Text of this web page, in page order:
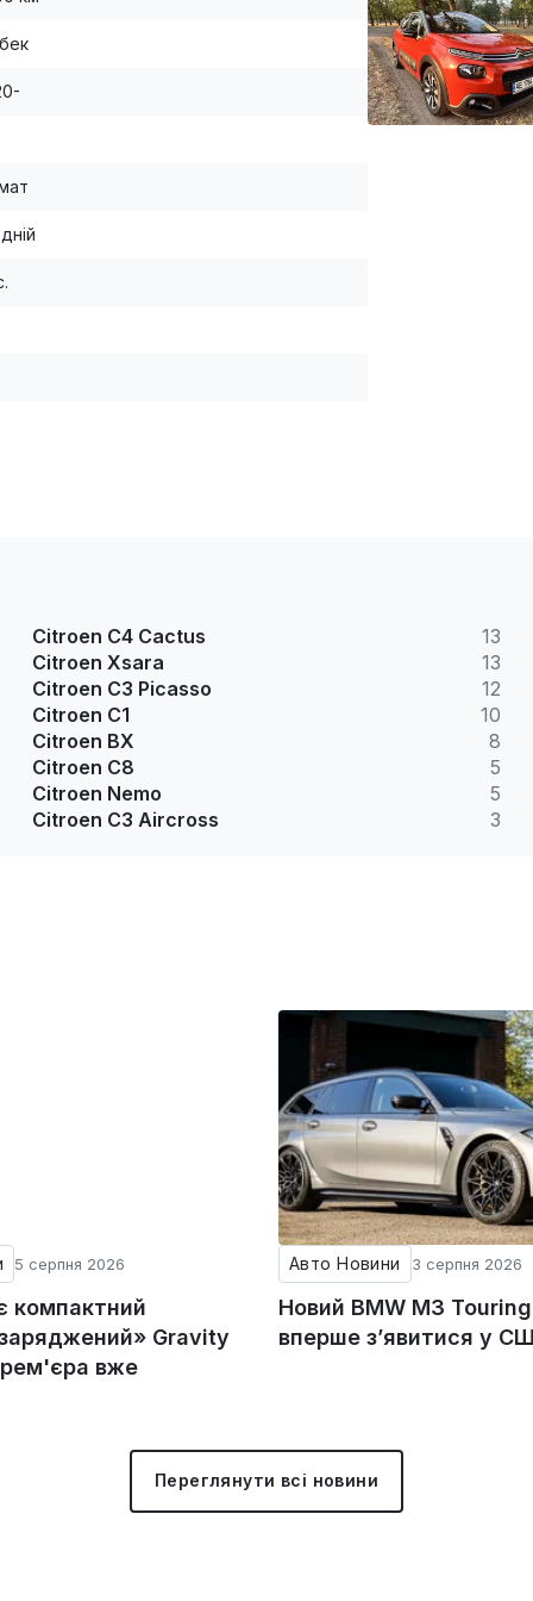
Citroen C4 Cactus
13
Citroen Xsara
13
Citroen C3 Picasso
12
Citroen C1
10
Citroen BX
8
Citroen C8
5
Citroen Nemo
5
Citroen C3 Aircross
3
5 серпня 2026
компактний
Gravity
вже
Авто Новини 3 серпня 2026
Новий BMW M3
вперше з’явитися у
Переглянути всі новини